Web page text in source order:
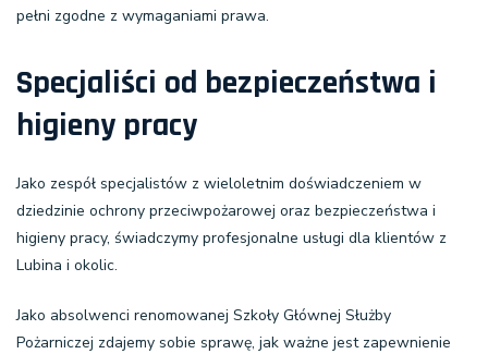
pełni zgodne z wymaganiami prawa.
Specjaliści od bezpieczeństwa i
higieny pracy
Jako zespół specjalistów z wieloletnim doświadczeniem w
dziedzinie ochrony przeciwpożarowej oraz bezpieczeństwa i
higieny pracy, świadczymy profesjonalne usługi dla klientów z
Lubina i okolic.
Jako absolwenci renomowanej Szkoły Głównej Służby
Pożarniczej zdajemy sobie sprawę, jak ważne jest zapewnienie